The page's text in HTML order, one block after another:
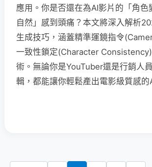
應用。你是否還在為AI影片的「角色
自然」感到頭痛？本文將深入解析
生成技巧，涵蓋精準運鏡指令
一致性鎖定(Character
術。無論你是YouTuber還是行銷人
輯，都能讓你輕鬆產出電影級質感的